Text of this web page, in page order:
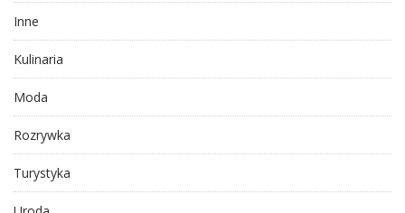
Inne
Kulinaria
Moda
Rozrywka
Turystyka